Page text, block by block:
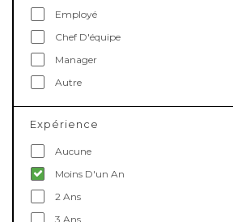
Employé
Chef D'équipe
Manager
Autre
Expérience
Aucune
Moins D'un An
2 Ans
3 Ans